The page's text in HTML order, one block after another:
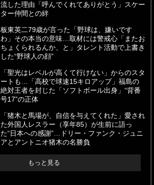
流した理由「呼んでくれてありがとう」スケー
ター仲間との絆
板東英二79歳が言った「野球は、嫌いです
わ」その本当の意味…取材には警戒心「またお
ちょくられるんか、と」タレント活動で上書き
した“野球人の顔”
「聖光はレベルが高くて行けない」からのスタ
ートも…「高校で球速15キロアップ」福島の
絶対王者を封じた「ソフトボール出身」“背番
号17”の正体
「猪木と馬場が、自信を与えてくれた」愛され
た外国人レスラー（享年85）が生前に語っ
た“日本への感謝”…ドリー・ファンク・ジュニ
アとアントニオ猪木の名勝負
もっと見る